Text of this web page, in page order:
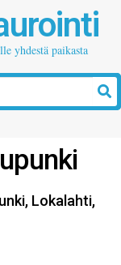
yhdestä paikasta
Lokalahti,